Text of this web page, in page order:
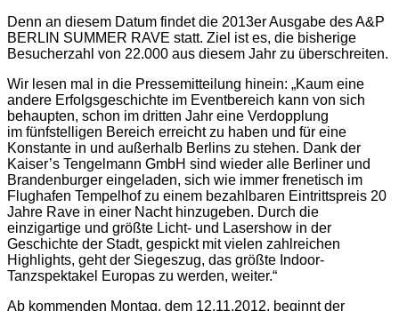
Denn an diesem Datum findet die 2013er Ausgabe des A&P
BERLIN SUMMER RAVE statt. Ziel ist es, die bisherige
Wir lesen mal in die Pressemitteilung hinein: „Kaum eine
andere Erfolgsgeschichte im Eventbereich kann von sich
behaupten, schon im dritten Jahr eine Verdopplung
im fünfstelligen Bereich erreicht zu haben und für eine
Konstante in und außerhalb Berlins zu stehen. Dank der
Kaiser’s Tengelmann GmbH sind wieder alle Berliner und
Brandenburger eingeladen, sich wie immer frenetisch im
Flughafen Tempelhof zu einem bezahlbaren Eintrittspreis 20
Jahre Rave in einer Nacht hinzugeben. Durch die
einzigartige und größte Licht- und Lasershow in der
Geschichte der Stadt, gespickt mit vielen zahlreichen
Highlights, geht der Siegeszug, das größte Indoor-